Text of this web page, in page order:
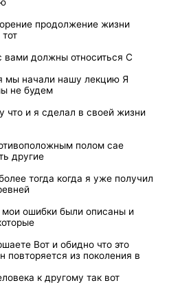
продолжение жизни
вами должны относиться С
мы начали нашу лекцию Я
не будем
что и я сделал в своей жизни
полом сае
другие
тогда когда я уже получил
мои ошибки были описаны и
Вот и обидно что это
повторяется из поколения в
к другому так вот